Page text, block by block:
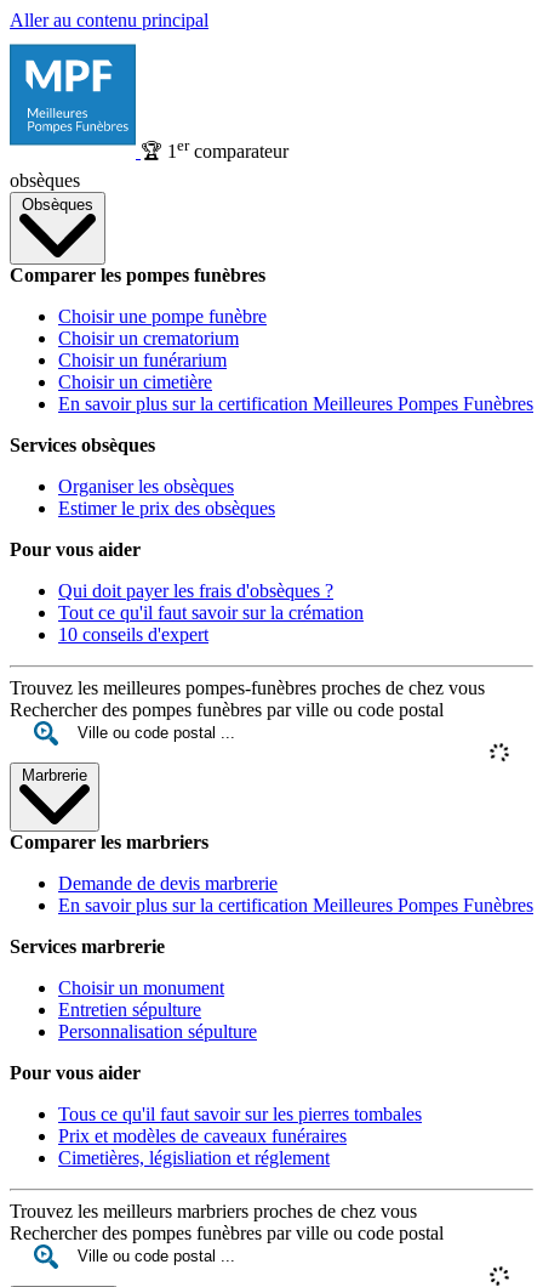
Aller au contenu principal
🏆 1 ercomparateur
obsèques
Obsèques
Comparer les pompes funèbres
Choisir une pompe funèbre
Choisir un crematorium
Choisir un funérarium
Choisir un cimetière
En savoir plus sur la certification Meilleures Pompes Funèbres
Services obsèques
Organiser les obsèques
Estimer le prix des obsèques
Pour vous aider
Qui doit payer les frais d'obsèques ?
Tout ce qu'il faut savoir sur la crémation
10 conseils d'expert
Trouvez les meilleures pompes-funèbres proches de chez vous
Rechercher des pompes funèbres par ville ou code postal
Marbrerie
Comparer les marbriers
Demande de devis marbrerie
En savoir plus sur la certification Meilleures Pompes Funèbres
Services marbrerie
Choisir un monument
Entretien sépulture
Personnalisation sépulture
Pour vous aider
Tous ce qu'il faut savoir sur les pierres tombales
Prix et modèles de caveaux funéraires
Cimetières, législiation et réglement
Trouvez les meilleurs marbriers proches de chez vous
Rechercher des pompes funèbres par ville ou code postal